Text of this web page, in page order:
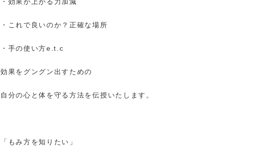
・これで良いのか？正確な場所
・手の使い方e.t.c
効果をグングン出すための
自分の心と体を守る方法を伝授いたします。
「もみ方を知りたい」